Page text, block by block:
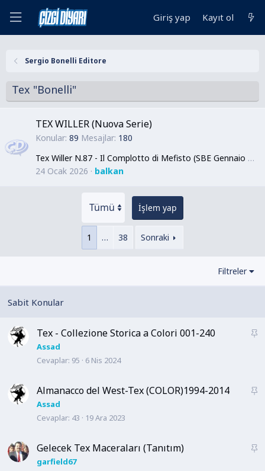
Giriş yap Kayıt ol
Sergio Bonelli Editore
Tex "Bonelli"
TEX WILLER (Nuova Serie)
Konular 89 Mesajlar 180
Tex Willer N.87 - Il Complotto di Mefisto (SBE Gennaio 2026)(Nuova Serie)
24 Ocak 2026
balkan
İşlem yap
1 … 38 Sonraki
Filtreler
S
t
Tex - Collezione Storica a Colori 001-240
Assad
Cevaplar 95 6 Nis 2024
S
t
Almanacco del West-Tex (COLOR)1994-2014
Assad
Cevaplar 43 19 Ara 2023
S
Gelecek Tex Maceraları (Tanıtım)
garfield67